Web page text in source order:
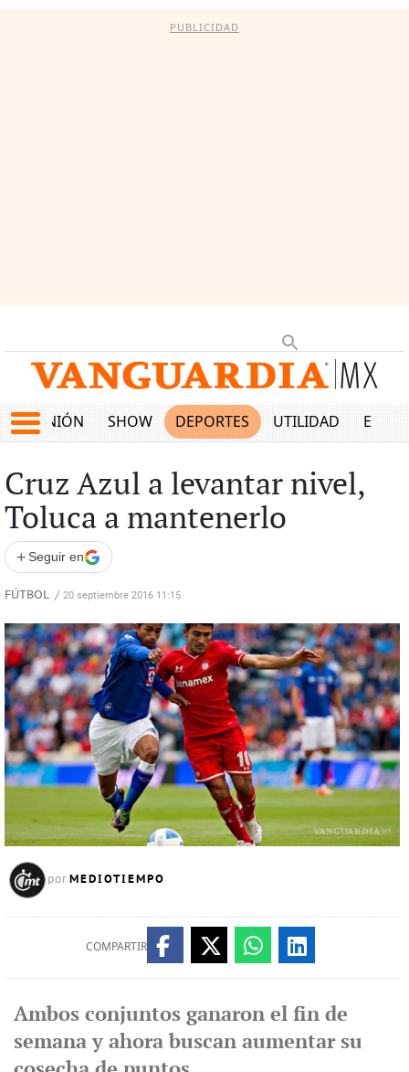
PUBLICIDAD
OPINIÓN SHOW DEPORTES UTILIDAD
Cruz Azul a levantar nivel,
Toluca a mantenerlo
+ Seguir en
FÚTBOL / 20 septiembre 2016 11:15
por MEDIOTIEMPO
COMPARTIR
Ambos conjuntos ganaron el fin de
semana y ahora buscan aumentar su